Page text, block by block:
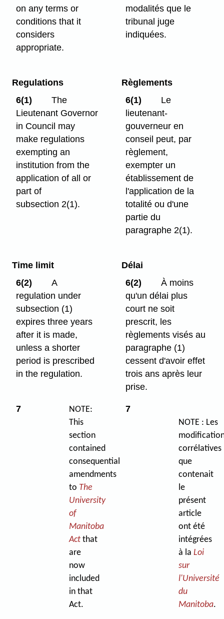
on any terms or
conditions that it
considers
appropriate.
modalités que le
tribunal juge
indiquées.
Regulations
6(1)
The
Lieutenant Governor
in Council may
make regulations
exempting an
institution from the
application of all or
part of
subsection 2(1).
Règlements
6(1)
Le
lieutenant-
gouverneur en
conseil peut, par
règlement,
exempter un
établissement de
l'application de la
totalité ou d'une
partie du
paragraphe 2(1).
Time limit
6(2)
A
regulation under
subsection (1)
expires three years
after it is made,
unless a shorter
period is prescribed
in the regulation.
Délai
6(2)
À moins
qu'un délai plus
court ne soit
prescrit, les
règlements visés au
paragraphe (1)
cessent d'avoir effet
trois ans après leur
prise.
7
NOTE:
This
section
contained
consequential
amendments
to The
University
of
Manitoba
Actthat
are
now
included
in that
Act.
7
NOTE : Les
corrélatives
que
contenait
le
présent
article
ont été
intégrées
à la Loi
sur
l'Université
du
Manitoba.